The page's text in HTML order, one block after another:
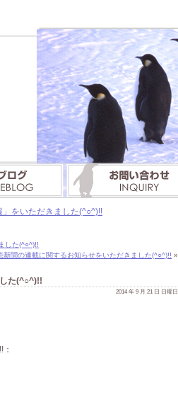
をいただきました(^○^)!!
した(^○^)!!
聞の連載に関するお知らせをいただきました(^○^)!! »
た(^○^)!!
2014 年 9 月 21 日 日曜日